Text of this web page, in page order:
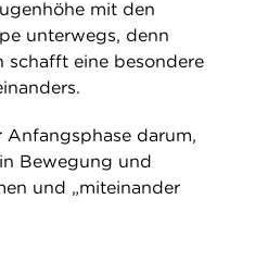
mit den
unterwegs, denn
schafft eine besondere
Anfangsphase darum,
Bewegung und
und „miteinander